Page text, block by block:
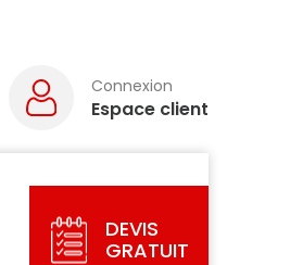
Connexion
Espace client
DEVIS
GRATUIT